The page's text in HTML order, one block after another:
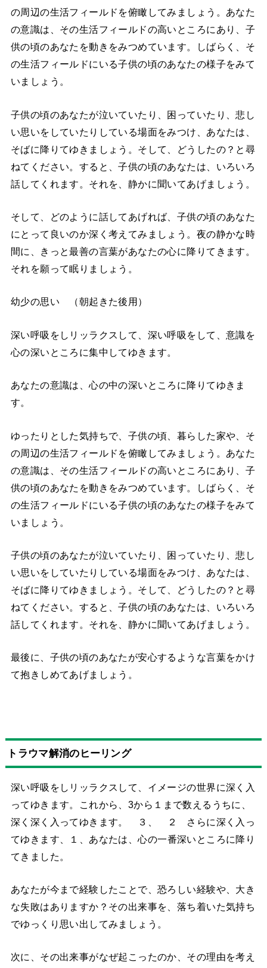
の周辺の生活フィールドを俯瞰してみましょう。あなた
の意識は、その生活フィールドの高いところにあり、子
供の頃のあなたを動きをみつめています。しばらく、そ
の生活フィールドにいる子供の頃のあなたの様子をみて
いましょう。
子供の頃のあなたが泣いていたり、困っていたり、悲し
い思いをしていたりしている場面をみつけ、あなたは、
そばに降りてゆきましょう。そして、どうしたの？と尋
ねてください。すると、子供の頃のあなたは、いろいろ
話してくれます。それを、静かに聞いてあげましょう。
そして、どのように話してあげれば、子供の頃のあなた
にとって良いのか深く考えてみましょう。夜の静かな時
間に、きっと最善の言葉があなたの心に降りてきます。
それを願って眠りましょう。
幼少の思い （朝起きた後用）
深い呼吸をしリッラクスして、深い呼吸をして、意識を
心の深いところに集中してゆきます。
あなたの意識は、心の中の深いところに降りてゆきま
す。
ゆったりとした気持ちで、子供の頃、暮らした家や、そ
の周辺の生活フィールドを俯瞰してみましょう。あなた
の意識は、その生活フィールドの高いところにあり、子
供の頃のあなたを動きをみつめています。しばらく、そ
の生活フィールドにいる子供の頃のあなたの様子をみて
いましょう。
子供の頃のあなたが泣いていたり、困っていたり、悲し
い思いをしていたりしている場面をみつけ、あなたは、
そばに降りてゆきましょう。そして、どうしたの？と尋
ねてください。すると、子供の頃のあなたは、いろいろ
話してくれます。それを、静かに聞いてあげましょう。
最後に、子供の頃のあなたが安心するような言葉をかけ
て抱きしめてあげましょう。
トラウマ解消のヒーリング
深い呼吸をしリッラクスして、イメージの世界に深く入
ってゆきます。
これから、 3から１まで数えるうちに、
深く深く入ってゆきます。
３、 ２ さらに深く入っ
てゆきます、
１、あなたは、心の一番深いところに降り
てきました。
あなたが今まで経験したことで、恐ろしい経験や、大き
な失敗はありますか？その出来事を、落ち着いた気持ち
でゆっくり思い出してみましょう。
次に、その出来事がなぜ起こったのか、その理由を考え